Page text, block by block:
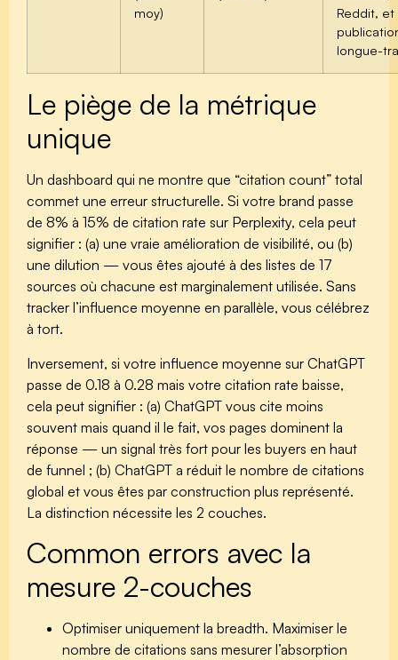
moy)
Reddit, et
longue-
Le piège de la métrique
unique
Un dashboard qui ne montre que “citation count” total
commet une erreur structurelle. Si votre brand passe
de 8% à 15% de citation rate sur Perplexity, cela peut
signifier : (a) une vraie amélioration de visibilité, ou (b)
une dilution — vous êtes ajouté à des listes de 17
sources où chacune est marginalement utilisée. Sans
tracker l’influence moyenne en parallèle, vous célébrez
à tort.
Inversement, si votre influence moyenne sur ChatGPT
passe de 0.18 à 0.28 mais votre citation rate baisse,
cela peut signifier : (a) ChatGPT vous cite moins
souvent mais quand il le fait, vos pages dominent la
réponse — un signal très fort pour les buyers en haut
de funnel ; (b) ChatGPT a réduit le nombre de citations
global et vous êtes par construction plus représenté.
La distinction nécessite les 2 couches.
Common errors avec la
mesure 2-couches
Optimiser uniquement la breadth. Maximiser le
nombre de citations sans mesurer l’absorption